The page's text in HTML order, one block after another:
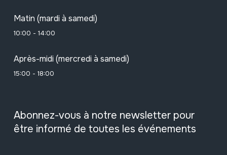
Matin (mardi à samedi)
10:00 - 14:00
Après-midi (mercredi à samedi)
15:00 - 18:00
Abonnez-vous à notre newsletter pour
être informé de toutes les événements